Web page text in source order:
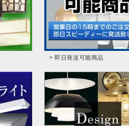
> 即日発送可能商品